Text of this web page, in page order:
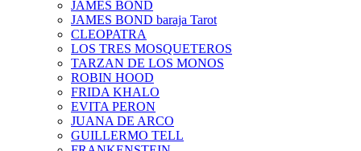
JAMES BOND
JAMES BOND baraja Tarot
CLEOPATRA
LOS TRES MOSQUETEROS
TARZAN DE LOS MONOS
ROBIN HOOD
FRIDA KHALO
EVITA PERON
JUANA DE ARCO
GUILLERMO TELL